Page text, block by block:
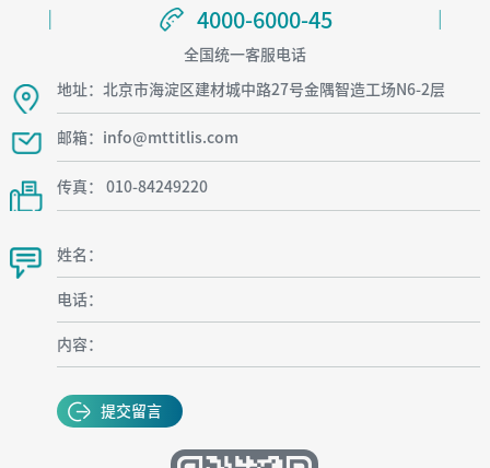
4000-6000-45
4000-6000-45
全国统一客服电话
地址：北京市海淀区建材城中路27号金隅智造工场N6-2层
邮箱：info@mttitlis.com
传真： 010-84249220
姓名：
电话：
内容：
提交留言